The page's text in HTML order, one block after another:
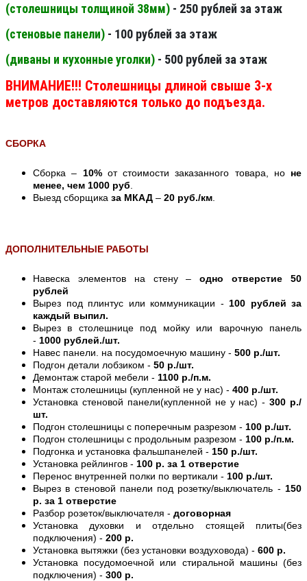
(столешницы толщиной 38мм) - 250 рублей за этаж
(стеновые панели) - 100 рублей за этаж
(диваны и кухонные уголки) - 500 рублей за этаж
ВНИМАНИЕ!!! Столешницы длиной свыше 3-х
метров доставляются только до подъезда.
СБОРКА
Сборка – 10%от стоимости заказанного товара, но не
менее, чем 1000 руб
Выезд сборщика за МКАД – 20 руб./км
ДОПОЛНИТЕЛЬНЫЕ РАБОТЫ
Навеска элементов на стену –одно отверстие 50
рублей
Вырез под плинтус или коммуникации - 100 рублей за
каждый выпил.
Вырез в столешнице под мойку или варочную панель
- 1000 рублей./шт.
Навес панели. на посудомоечную машину - 500 р./шт.
Подгон детали лобзиком - 50 р./шт.
Демонтаж старой мебели - 1100 р./п.м.
Монтаж столешницы (купленной не у нас) - 400 р./шт.
Установка стеновой панели(купленной не у нас) -300 р./
шт.
Подгон столешницы с поперечным разрезом - 100 р./шт.
Подгон столешницы с продольным разрезом - 100 р./п.м.
Подгонка и установка фальшпанелей - 150 р./шт.
Установка рейлингов - 100 р. за 1 отверстие
Перенос внутренней полки по вертикали - 100 р./шт.
Вырез в стеновой панели под розетку/выключатель - 150
р. за 1 отверстие
Разбор розеток/выключателя - договорная
Установка духовки и отдельно стоящей плиты(без
подключения) - 200 р.
Установка вытяжки (без установки воздуховода) - 600 р.
Установка посудомоечной или стиральной машины (без
подключения) - 300 р.